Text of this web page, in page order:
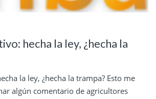
hecha la ley, ¿hecha la
la ley, ¿hecha la trampa? Esto me
algún comentario de agricultores